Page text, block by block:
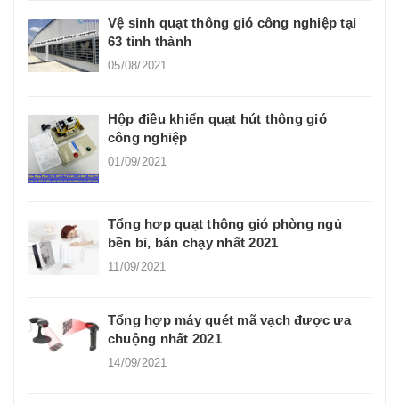
Vệ sinh quạt thông gió công nghiệp tại
63 tỉnh thành
05/08/2021
Hộp điều khiển quạt hút thông gió
công nghiệp
01/09/2021
Tổng hơp quạt thông gió phòng ngủ
bền bỉ, bán chạy nhất 2021
11/09/2021
Tổng hợp máy quét mã vạch được ưa
chuộng nhất 2021
14/09/2021